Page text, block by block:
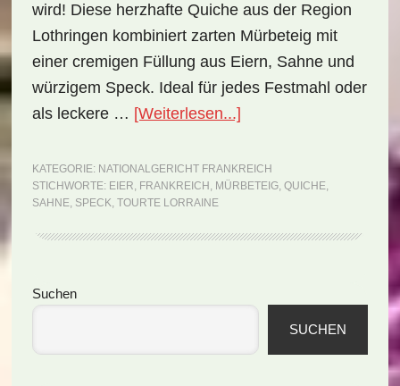
wird! Diese herzhafte Quiche aus der Region
Lothringen kombiniert zarten Mürbeteig mit
einer cremigen Füllung aus Eiern, Sahne und
würzigem Speck. Ideal für jedes Festmahl oder
als leckere … [Weiterlesen...]ÜberNationalgericht
Tourte
Lorraine
KATEGORIE: NATIONALGERICHT FRANKREICH
STICHWORTE: EIER, FRANKREICH , MÜRBETEIG, QUICHE,
SAHNE, SPECK, TOURTE LORRAINE
Seitenspalte
Suchen
SUCHEN